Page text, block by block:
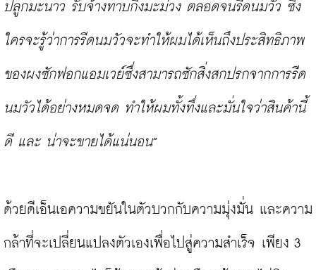
ปลูกมะนาว รับจ้างทาบกิ่งมะม่วง ตลอดจนรีดนมวัว ซึ่ง
ใครจะรู้ว่าการรีดนมวัวจะทำให้ผมได้เห็นถึงประสิทธิภาพ
ของผงซักฟอกแอมเวย์ซึ่งสามารถซักสิ่งสกปรกจากการรีด
นมวัวได้อย่างหมดจด ทำให้ผมทั้งทึ่งและมั่นใจว่าสินค้านี้
ดี และ น่าจะขายได้แน่นอน”
ด้วยดีเอ็นเอความขยันในตัวบวกกับความมุ่งมั่น และความ
กล้าที่จะเปลี่ยนแปลงตัวเองเพื่อไปสู่ความสำเร็จ เพียง 3